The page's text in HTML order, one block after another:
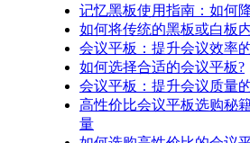
记忆黑板使用指南：如何
如何将传统的黑板或白板
会议平板：提升会议效率
如何选择合适的会议平板?
会议平板：提升会议质量
高性价比会议平板选购秘
量